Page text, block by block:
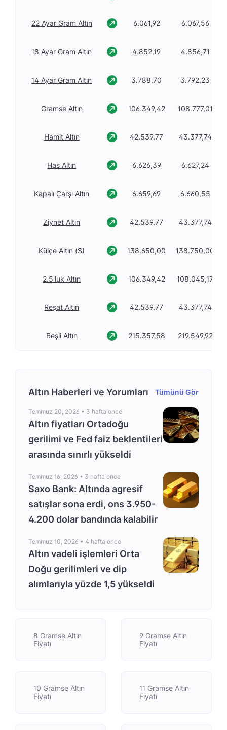
22 Ayar Gram Altın 6.061,92 6.067,56
18 Ayar Gram Altın 4.852,19 4.856,71
14 Ayar Gram Altın 3.788,70 3.792,23
Gramse Altın 106.349,42 108.777,01
Hamit Altın 42.539,77 43.377,74
Has Altın 6.626,39 6.627,24
Kapalı Çarşı Altın 6.659,69 6.660,55
Ziynet Altın 42.539,77 43.377,74
Külçe Altın ($) 138.650,00 138.750,00
2.5'luk Altın 106.349,42 108.045,17
Reşat Altın 42.539,77 43.377,74
Beşli Altın 215.357,58 219.549,92
Altın Haberleri ve Yorumları Tümünü Gör
Temmuz 20, 2026 • 3 hafta once
Altın fiyatları Ortadoğu
gerilimi ve Fed faiz beklentileri
arasında sınırlı yükseldi
Temmuz 16, 2026 • 3 hafta once
Saxo Bank: Altında agresif
satışlar sona erdi, ons 3.950-
4.200 dolar bandında kalabilir
Temmuz 10, 2026 • 4 hafta once
Altın vadeli işlemleri Orta
Doğu gerilimleri ve dip
alımlarıyla yüzde 1,5 yükseldi
8 Gramse Altın
Fiyatı
9 Gramse Altın
Fiyatı
10 Gramse Altın
Fiyatı
11 Gramse Altın
Fiyatı